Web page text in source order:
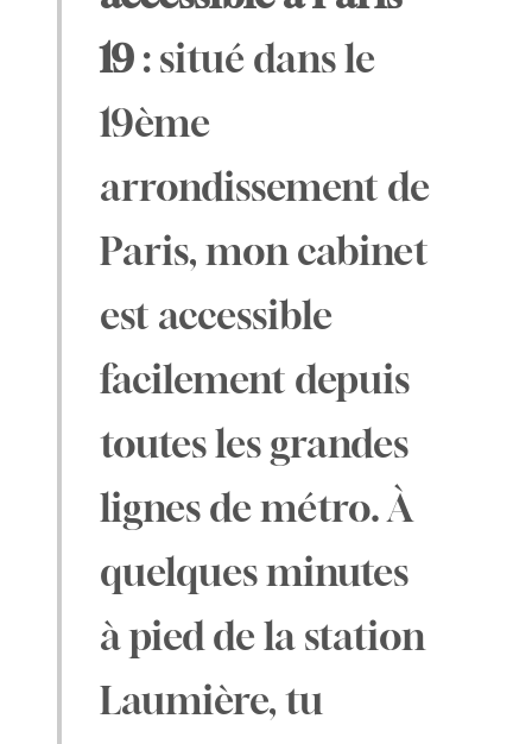
19: situé dans le
19ème
arrondissement de
Paris, mon cabinet
est accessible
facilement depuis
toutes les grandes
lignes de métro. À
quelques minutes
à pied de la station
Laumière, tu